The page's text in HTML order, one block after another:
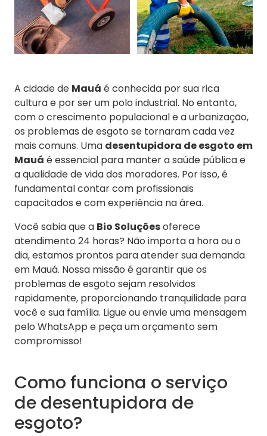
A cidade de Mauá é conhecida por sua rica
cultura e por ser um polo industrial. No entanto,
com o crescimento populacional e a urbanização,
os problemas de esgoto se tornaram cada vez
mais comuns. Uma desentupidora de esgoto em
Mauá é essencial para manter a saúde pública e
a qualidade de vida dos moradores. Por isso, é
fundamental contar com profissionais
capacitados e com experiência na área.
Você sabia que a Bio Soluçõesoferece
atendimento 24 horas? Não importa a hora ou o
dia, estamos prontos para atender sua demanda
em Mauá. Nossa missão é garantir que os
problemas de esgoto sejam resolvidos
rapidamente, proporcionando tranquilidade para
você e sua família. Ligue ou envie uma mensagem
pelo WhatsApp e peça um orçamento sem
compromisso!
Como funciona o serviço
de desentupidora de
esgoto?